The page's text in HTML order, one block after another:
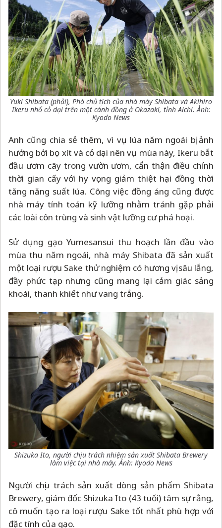
Yuki Shibata (phải), Phó chủ tịch của nhà máy Shibata và Akihiro
Ikeru nhổ cỏ dại trên một cánh đồng ở Okazaki, tỉnh Aichi. Ảnh:
Kyodo News
Anh cũng chia sẻ thêm, vì vụ lúa năm ngoái bị ảnh
hưởng bởi bọ xít và cỏ dại nên vụ mùa này, Ikeru bắt
đầu ươm cây trong vườn ươm, cẩn thận điều chỉnh
thời gian cấy với hy vọng giảm thiệt hại đồng thời
tăng năng suất lúa. Công việc đồng áng cũng được
nhà máy tính toán kỹ lưỡng nhằm tránh gặp phải
các loài côn trùng và sinh vật lưỡng cư phá hoại.
Sử dụng gạo Yumesansui thu hoạch lần đầu vào
mùa thu năm ngoái, nhà máy Shibata đã sản xuất
một loại rượu Sake thử nghiệm có hương vị sâu lắng,
đầy phức tạp nhưng cũng mang lại cảm giác sảng
khoái, thanh khiết như vang trắng.
Shizuka Ito, người chịu trách nhiệm sản xuất Shibata Brewery
làm việc tại nhà máy. Ảnh: Kyodo News
Người chịu trách sản xuất dòng sản phẩm Shibata
Brewery, giám đốc Shizuka Ito (43 tuổi) tâm sự rằng,
cô muốn tạo ra loại rượu Sake tốt nhất phù hợp với
đặc tính của gạo.